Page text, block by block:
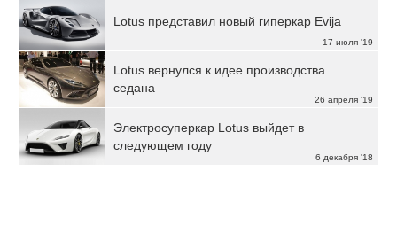
17 июля '19
Lotus представил новый гиперкар Evija
26 апреля '19
Lotus вернулся к идее производства
седана
6 декабря '18
Электросуперкар Lotus выйдет в
следующем году